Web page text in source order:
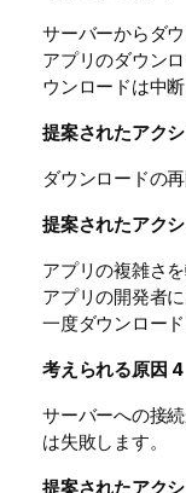
サーバーからダ
アプリのダウン
ウンロードは中断
提案されたアク
ダウンロードの再
提案されたアク
アプリの複雑さ
アプリの開発者
一度ダウンロード
考えられる原因 4
サーバーへの接
は失敗します。
提案されたアク